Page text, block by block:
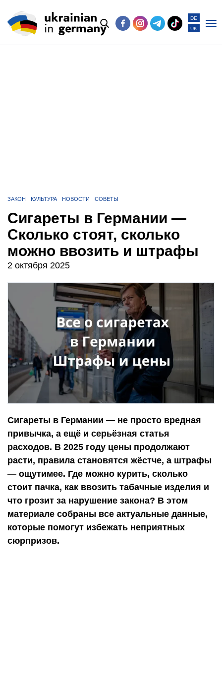
DE
UK
ЗАКОН КУЛЬТУРА НОВОСТИ СОВЕТЫ
Сигареты в Германии —
Сколько стоят, сколько
можно ввозить и штрафы
2 октября 2025
Сигареты в Германии — не просто вредная
привычка, а ещё и серьёзная статья
расходов. В 2025 году цены продолжают
расти, правила становятся жёстче, а штрафы
— ощутимее. Где можно курить, сколько
стоит пачка, как ввозить табачные изделия и
что грозит за нарушение закона? В этом
материале собраны все актуальные данные,
которые помогут избежать неприятных
сюрпризов.